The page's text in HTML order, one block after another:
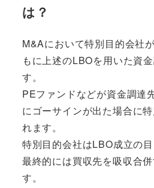
は？
M&Aにおいて特別目的会社
もに上述のLBOを用いた資
す。
PEファンドなどが資金調達
にゴーサインが出た場合に
れます。
特別目的会社はLBO成立の目
最終的には買収先を吸収合
す。